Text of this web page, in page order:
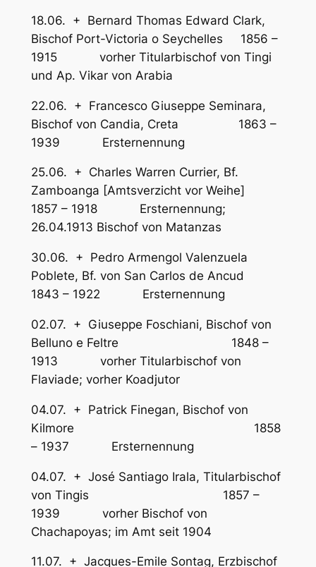
18.06. + Bernard Thomas Edward Clark,
Bischof Port-Victoria o Seychelles 1856 –
1915 vorher Titularbischof von Tingi
und Ap. Vikar von Arabia
22.06. + Francesco Giuseppe Seminara,
Bischof von Candia, Creta 1863 –
1939 Ersternennung
25.06. + Charles Warren Currier, Bf.
Zamboanga [Amtsverzicht vor Weihe]
1857 – 1918 Ersternennung;
26.04.1913 Bischof von Matanzas
30.06. + Pedro Armengol Valenzuela
Poblete, Bf. von San Carlos de Ancud
1843 – 1922 Ersternennung
02.07. + Giuseppe Foschiani, Bischof von
Belluno e Feltre 1848 –
1913 vorher Titularbischof von
Flaviade; vorher Koadjutor
04.07. + Patrick Finegan, Bischof von
Kilmore 1858
– 1937 Ersternennung
04.07. + José Santiago Irala, Titularbischof
von Tingis 1857 –
1939 vorher Bischof von
Chachapoyas; im Amt seit 1904
11.07. + Jacques-Emile Sontag, Erzbischof